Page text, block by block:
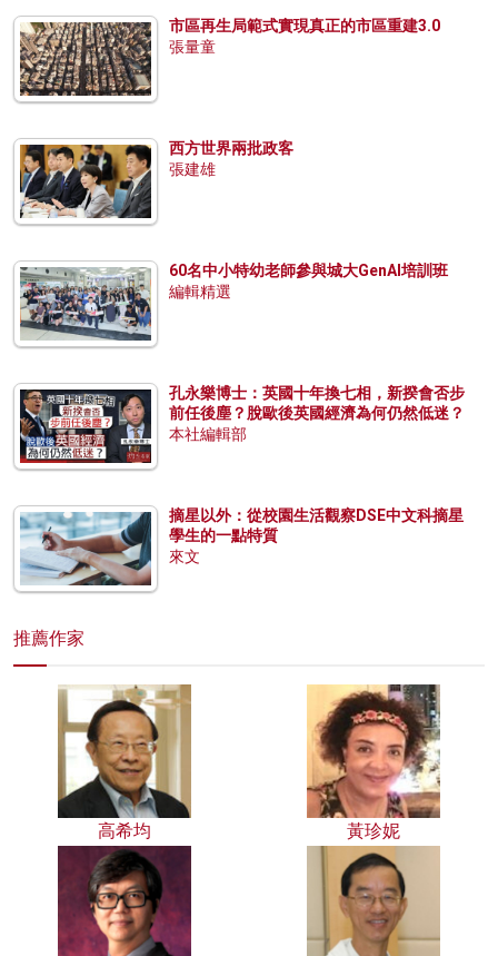
市區再生局範式實現真正的市區重建3.0
張量童
西方世界兩批政客
張建雄
60名中小特幼老師參與城大GenAI培訓班
編輯精選
孔永樂博士：英國十年換七相，新揆會否步
前任後塵？脫歐後英國經濟為何仍然低迷？
本社編輯部
摘星以外：從校園生活觀察DSE中文科摘星
學生的一點特質
來文
推薦作家
高希均 黃珍妮